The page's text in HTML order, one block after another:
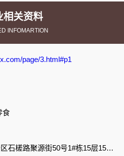
相关资料
INFOMARTION
page/3.html#p1
食
详细地址：广东广州市白云区石槎路聚源街50号1#栋15层1508室